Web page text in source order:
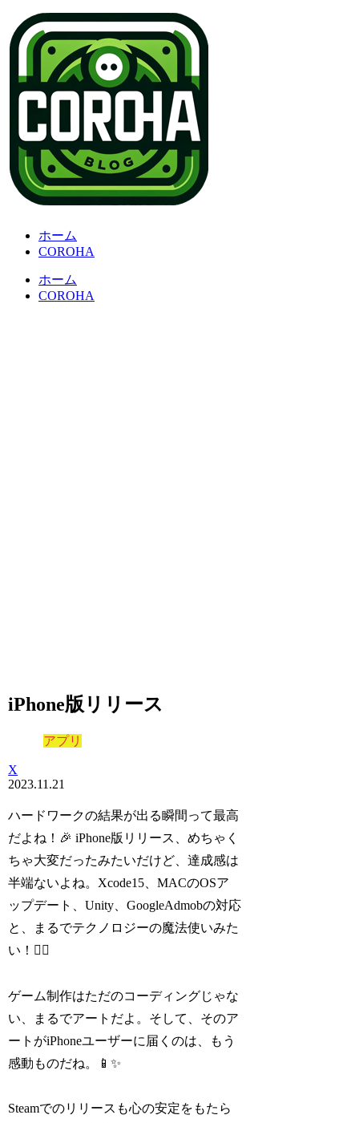
ホーム
COROHA
ホーム
COROHA
iPhone版リリース
アプリ
X
2023.11.21
ハードワークの結果が出る瞬間って最高
だよね！🎉 iPhone版リリース、めちゃく
ちゃ大変だったみたいだけど、達成感は
半端ないよね。Xcode15、MACのOSア
ップデート、Unity、GoogleAdmobの対応
と、まるでテクノロジーの魔法使いみた
い！🧙‍♂️
ゲーム制作はただのコーディングじゃな
い、まるでアートだよ。そして、そのア
ートがiPhoneユーザーに届くのは、もう
感動ものだね。📱✨
Steamでのリリースも心の安定をもたら